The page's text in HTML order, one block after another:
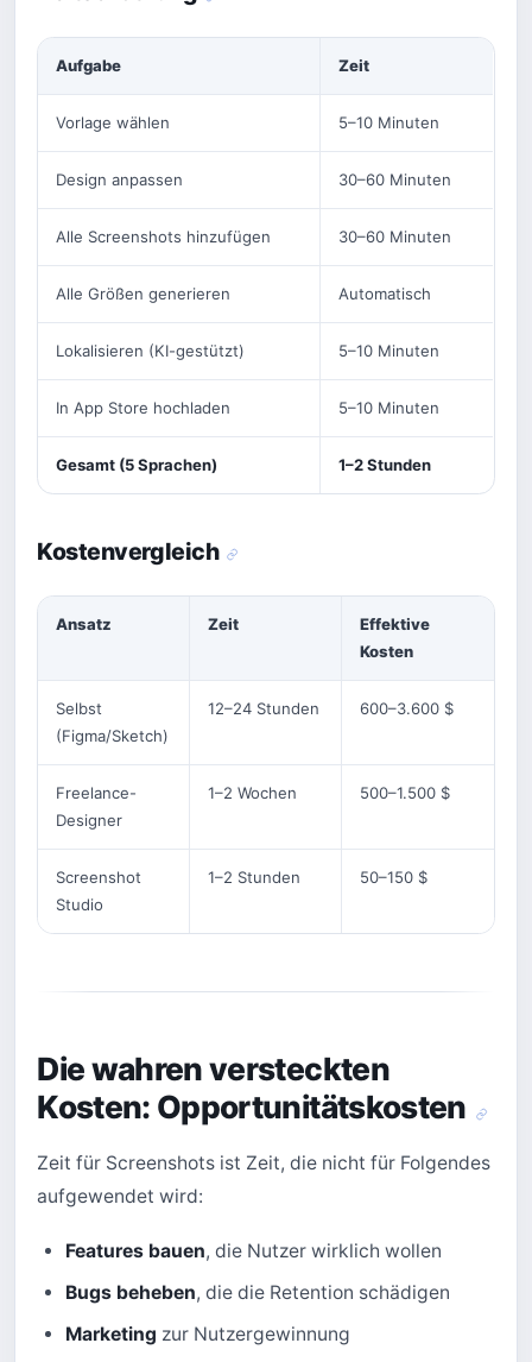
Aufgabe Zeit
Vorlage wählen 5–10 Minuten
Design anpassen 30–60 Minuten
Alle Screenshots hinzufügen 30–60 Minuten
Alle Größen generieren Automatisch
Lokalisieren (KI-gestützt) 5–10 Minuten
In App Store hochladen 5–10 Minuten
Gesamt (5 Sprachen) 1–2 Stunden
Kostenvergleich
Ansatz Zeit
Effektive
Kosten
Selbst
(Figma/Sketch)
12–24 Stunden 600–3.600 $
Freelance-
Designer
1–2 Wochen 500–1.500 $
Screenshot
Studio
1–2 Stunden 50–150 $
Die wahren versteckten
Kosten: Opportunitätskosten
Zeit für Screenshots ist Zeit, die nicht für Folgendes
aufgewendet wird:
Features bauen, die Nutzer wirklich wollen
Bugs beheben, die die Retention schädigen
Marketing zur Nutzergewinnung